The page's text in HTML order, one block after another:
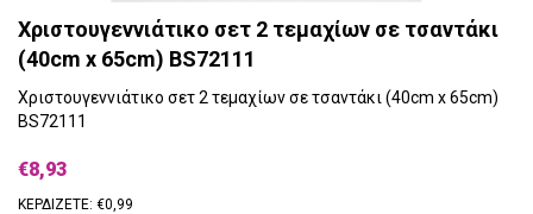
Χριστουγεννιάτικο σετ 2 τεμαχίων σε τσαντάκι
(40cm x 65cm) BS72111
Χριστουγεννιάτικο σετ 2 τεμαχίων σε τσαντάκι (40cm x 65cm)
BS72111
€8,93
ΚΕΡΔΙΖΕΤΕ: €0,99